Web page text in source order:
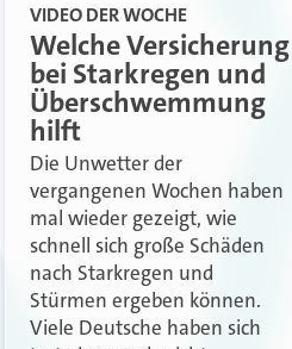
VIDEO DER WOCHE
Welche Versicherung
bei Starkregen und
Überschwemmung
hilft
Die Unwetter der
vergangenen Wochen haben
mal wieder gezeigt, wie
schnell sich große Schäden
nach Starkregen und
Stürmen ergeben können.
Viele Deutsche haben sich